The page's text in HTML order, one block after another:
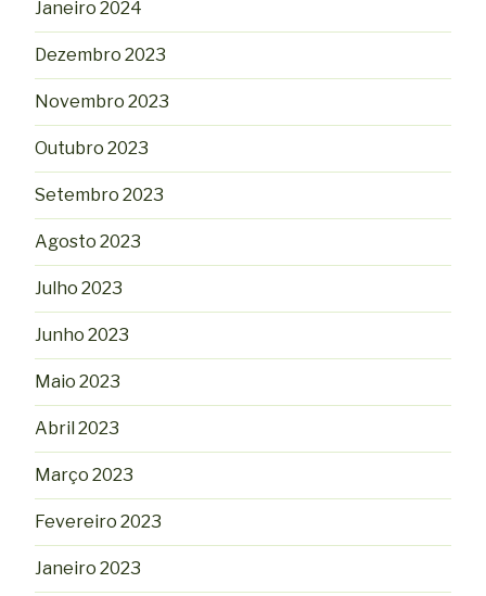
Janeiro 2024
Dezembro 2023
Novembro 2023
Outubro 2023
Setembro 2023
Agosto 2023
Julho 2023
Junho 2023
Maio 2023
Abril 2023
Março 2023
Fevereiro 2023
Janeiro 2023